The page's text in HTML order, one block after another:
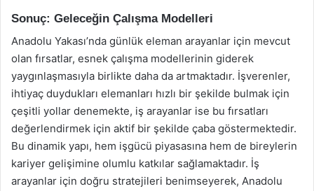
Sonuç: Geleceğin Çalışma Modelleri
Anadolu Yakası’nda günlük eleman arayanlar için mevcut
olan fırsatlar, esnek çalışma modellerinin giderek
yaygınlaşmasıyla birlikte daha da artmaktadır. İşverenler,
ihtiyaç duydukları elemanları hızlı bir şekilde bulmak için
çeşitli yollar denemekte, iş arayanlar ise bu fırsatları
değerlendirmek için aktif bir şekilde çaba göstermektedir.
Bu dinamik yapı, hem işgücü piyasasına hem de bireylerin
kariyer gelişimine olumlu katkılar sağlamaktadır. İş
arayanlar için doğru stratejileri benimseyerek, Anadolu